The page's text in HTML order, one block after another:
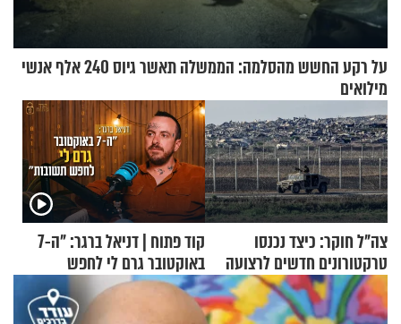
על רקע החשש מהסלמה: הממשלה תאשר גיוס 240 אלף אנשי
מילואים
צה"ל חוקר: כיצד נכנסו
טרקטורונים חדשים לרצועה
קוד פתוח | דניאל ברגר: "ה-7
באוקטובר גרם לי לחפש
תשובות"